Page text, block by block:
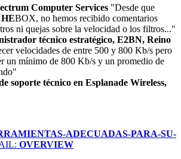
Computer Services "Desde que
BOX, no hemos recibido comentarios
ni quejas sobre la velocidad o los filtros..."
técnico estratégico, E2BN, Reino
velocidades de entre 500 y 800 Kb/s pero
un mínimo de 800 Kb/s y un promedio de
soporte técnico en Esplanade Wireless,
ADECUADAS-PARA-SU-
OVERVIEW